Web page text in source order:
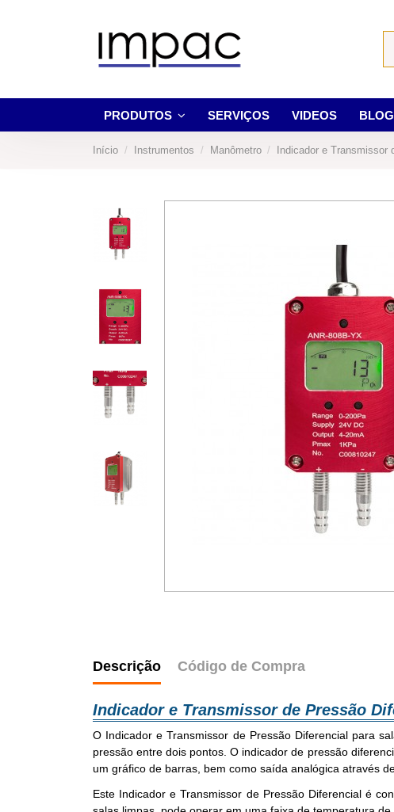
PRODUTOS SERVIÇOS VIDEOS BLOG
Início Instrumentos Manômetro Indicador e
Descrição Código de Compra
Indicador e Transmissor de Pressão
O Indicador e Transmissor de Pressão Diferencial para
pressão entre dois pontos. O indicador de pressão
um gráfico de barras, bem como saída analógica através
Este Indicador e Transmissor de Pressão Diferencial é